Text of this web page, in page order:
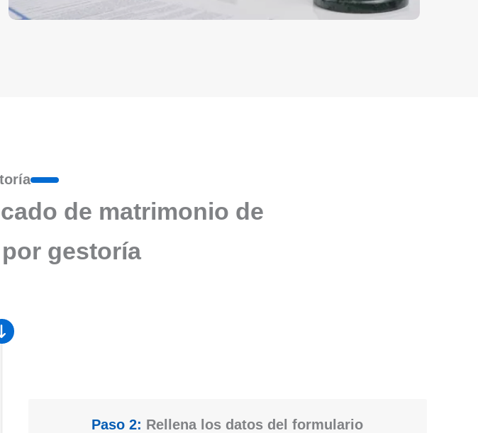
de matrimonio de
gestoría
Paso 2: Rellena los datos del formulario